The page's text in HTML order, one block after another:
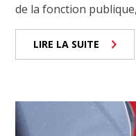
de la fonction publique,
LIRE LA SUITE